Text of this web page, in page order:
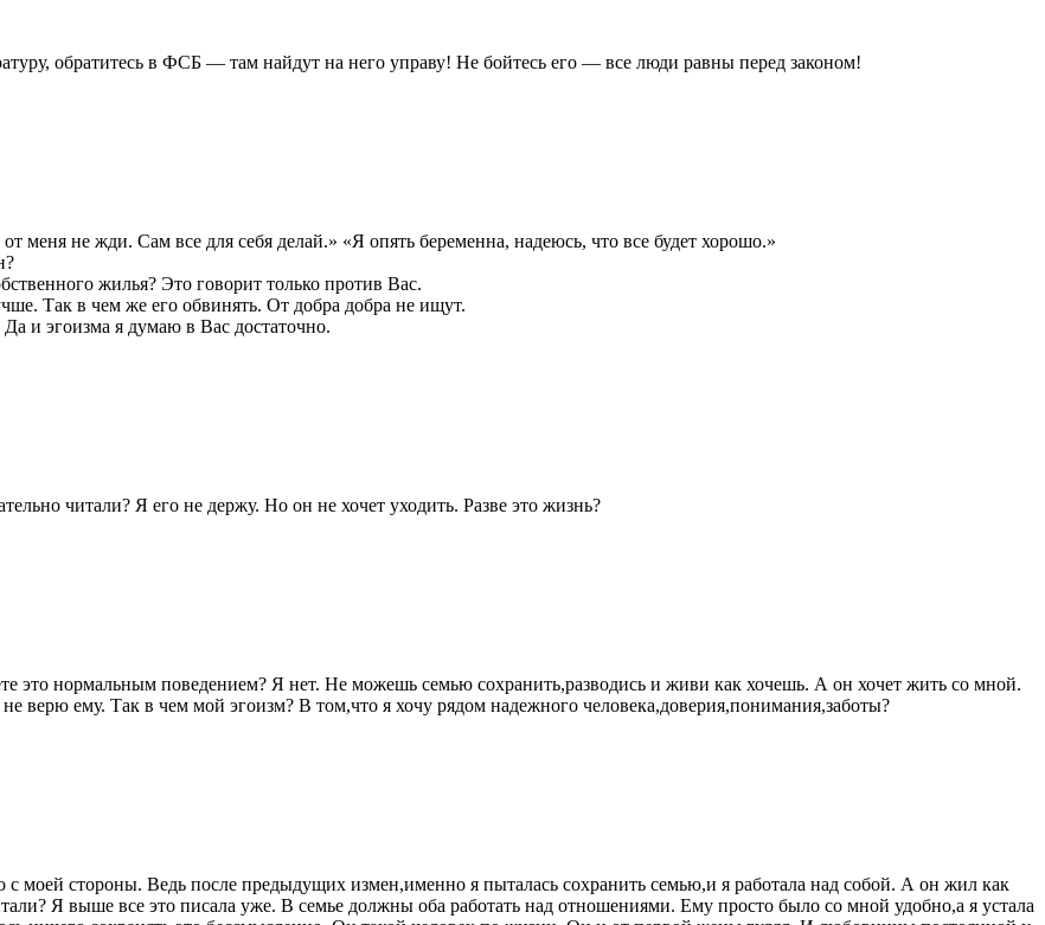
обратитесь в ФСБ — там найдут на него управу! Не бойтесь его — все люди равны перед законом!
меня не жди. Сам все для себя делай.» «Я опять беременна, надеюсь, что все будет хорошо.»
жилья? Это говорит только против Вас.
Так в чем же его обвинять. От добра добра не ищут.
и эгоизма я думаю в Вас достаточно.
читали? Я его не держу. Но он не хочет уходить. Разве это жизнь?
это нормальным поведением? Я нет. Не можешь семью сохранить,разводись и живи как хочешь. А он хочет жить со мной.
верю ему. Так в чем мой эгоизм? В том,что я хочу рядом надежного человека,доверия,понимания,заботы?
моей стороны. Ведь после предыдущих измен,именно я пыталась сохранить семью,и я работала над собой. А он жил как
Я выше все это писала уже. В семье должны оба работать над отношениями. Ему просто было со мной удобно,а я устала